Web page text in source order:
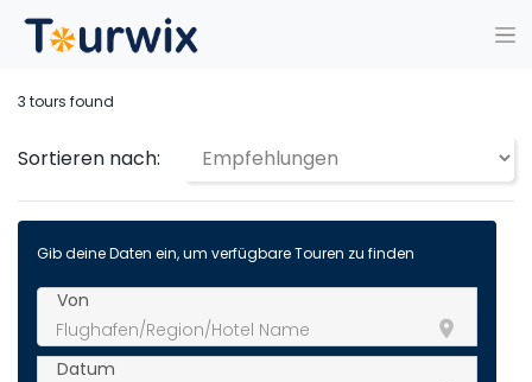
3 tours found
Sortieren nach:
Gib deine Daten ein, um verfügbare Touren zu finden
Von
room
Datum